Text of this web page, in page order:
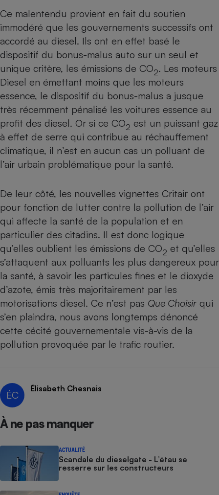
Ce malentendu provient en fait du soutien
immodéré que les gouvernements successifs ont
accordé au diesel. Ils ont en effet basé le
dispositif du bonus-malus auto sur un seul et
unique critère, les émissions de CO2. Les moteurs
Diesel en émettant moins que les moteurs
essence, le dispositif du bonus-malus a jusque
très récemment pénalisé les voitures essence au
profit des diesel. Or si ce CO2 est un puissant gaz
à effet de serre qui contribue au réchauffement
climatique, il n’est en aucun cas un polluant de
l’air urbain problématique pour la santé.
De leur côté, les nouvelles vignettes Critair ont
pour fonction de lutter contre la pollution de l’air
qui affecte la santé de la population et en
particulier des citadins. Il est donc logique
qu’elles oublient les émissions de CO2 et qu’elles
s’attaquent aux polluants les plus dangereux pour
la santé, à savoir les particules fines et le dioxyde
d’azote, émis très majoritairement par les
motorisations diesel. Ce n’est pas Que Choisir qui
s’en plaindra, nous avons longtemps dénoncé
cette cécité gouvernementale vis-à-vis de la
pollution provoquée par le trafic routier.
ÉC
Élisabeth Chesnais
À ne pas manquer
ACTUALITÉ
Scandale du dieselgate - L’étau se
resserre sur les constructeurs
Plaque de cuisson à
induction
Ventilateur
Cafetière à expressos
Smartphone
Antivirus
Radiateur électrique
Climatiseur -
Ventilateur